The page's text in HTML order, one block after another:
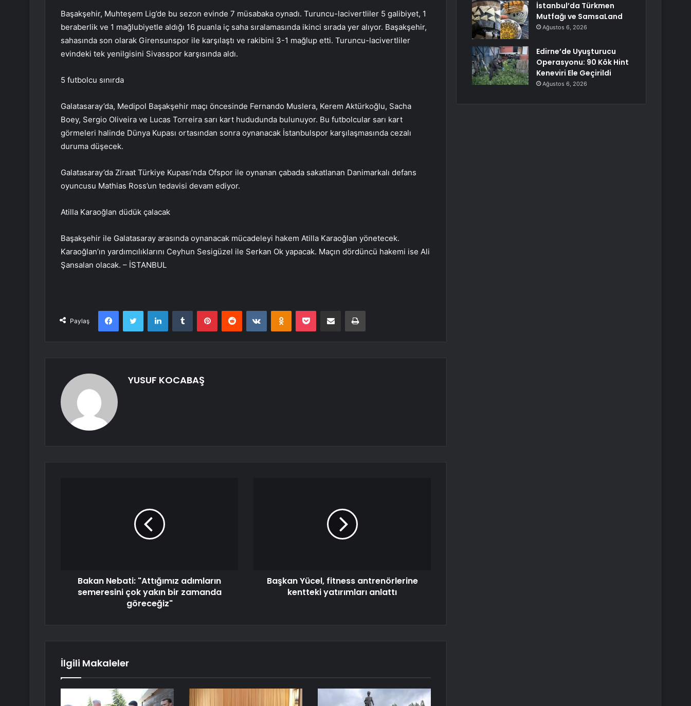
Başakşehir, Muhteşem Lig’de bu sezon evinde 7 müsabaka oynadı. Turuncu-lacivertliler 5 galibiyet, 1
beraberlik ve 1 mağlubiyetle aldığı 16 puanla iç saha sıralamasında ikinci sırada yer alıyor. Başakşehir,
sahasında son olarak Girensunspor ile karşılaştı ve rakibini 3-1 mağlup etti. Turuncu-lacivertliler
evindeki tek yenilgisini Sivasspor karşısında aldı.
5 futbolcu sınırda
Galatasaray’da, Medipol Başakşehir maçı öncesinde Fernando Muslera, Kerem Aktürkoğlu, Sacha
Boey, Sergio Oliveira ve Lucas Torreira sarı kart hududunda bulunuyor. Bu futbolcular sarı kart
görmeleri halinde Dünya Kupası ortasından sonra oynanacak İstanbulspor karşılaşmasında cezalı
duruma düşecek.
Galatasaray’da Ziraat Türkiye Kupası’nda Ofspor ile oynanan çabada sakatlanan Danimarkalı defans
oyuncusu Mathias Ross’un tedavisi devam ediyor.
Atilla Karaoğlan düdük çalacak
Başakşehir ile Galatasaray arasında oynanacak mücadeleyi hakem Atilla Karaoğlan yönetecek.
Karaoğlan’ın yardımcılıklarını Ceyhun Sesigüzel ile Serkan Ok yapacak. Maçın dördüncü hakemi ise Ali
Şansalan olacak. – İSTANBUL
Paylaş
FacebookTwitter LinkedInTumblr PinterestReddit VKontakteOdnoklassniki
Pocket E-Posta ile paylaş Yazdır
YUSUF KOCABAŞ
Bakan Nebati: "Attığımız adımların
semeresini çok yakın bir zamanda
göreceğiz"
Başkan Yücel, fitness antrenörlerine
kentteki yatırımları anlattı
İlgili Makaleler
İstanbul’da Türkmen
Mutfağı ve SamsaLand
Ağustos 6, 2026
Edirne’de Uyuşturucu
Operasyonu: 90 Kök Hint
Keneviri Ele Geçirildi
Ağustos 6, 2026